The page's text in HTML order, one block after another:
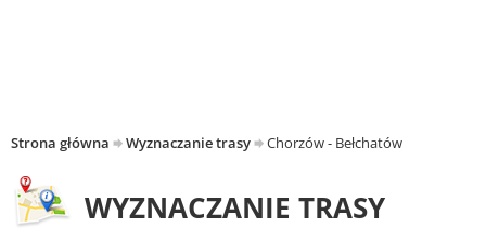
Strona główna Wyznaczanie trasy Chorzów - Bełchatów
WYZNACZANIE TRASY